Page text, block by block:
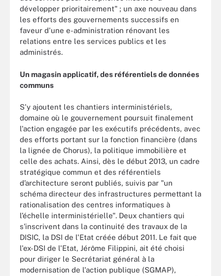
développer prioritairement" ; un axe nouveau dans
les efforts des gouvernements successifs en
faveur d'une e-administration rénovant les
relations entre les services publics et les
administrés.
Un magasin applicatif, des référentiels de données
communs
S'y ajoutent les chantiers interministériels,
domaine où le gouvernement poursuit finalement
l'action engagée par les exécutifs précédents, avec
des efforts portant sur la fonction financière (dans
la lignée de Chorus), la politique immobilière et
celle des achats. Ainsi, dès le début 2013, un cadre
stratégique commun et des référentiels
d’architecture seront publiés, suivis par "un
schéma directeur des infrastructures permettant la
rationalisation des centres informatiques à
l’échelle interministérielle". Deux chantiers qui
s'inscrivent dans la continuité des travaux de la
DISIC, la DSI de l'Etat créée début 2011. Le fait que
l'ex-DSI de l'Etat, Jérôme Filippini, ait été choisi
pour diriger le Secrétariat général à la
modernisation de l'action publique (SGMAP),